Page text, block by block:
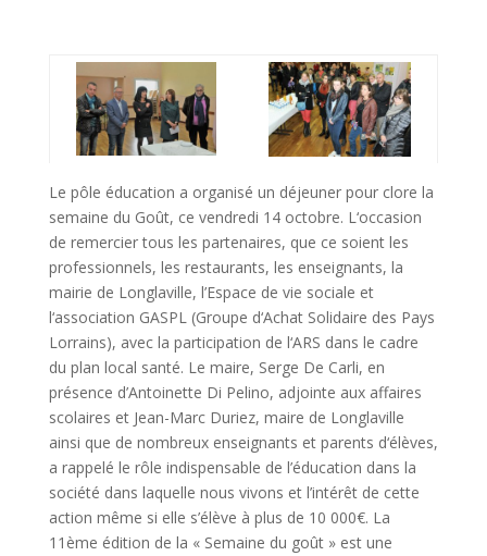
Le pôle éducation a organisé un déjeuner pour clore la
semaine du Goût, ce vendredi 14 octobre. L‘occasion
de remercier tous les partenaires, que ce soient les
professionnels, les restaurants, les enseignants, la
mairie de Longlaville, l’Espace de vie sociale et
l‘association GASPL (Groupe d‘Achat Solidaire des Pays
Lorrains), avec la participation de l‘ARS dans le cadre
du plan local santé. Le maire, Serge De Carli, en
présence d’Antoinette Di Pelino, adjointe aux affaires
scolaires et Jean-Marc Duriez, maire de Longlaville
ainsi que de nombreux enseignants et parents d‘élèves,
a rappelé le rôle indispensable de l’éducation dans la
société dans laquelle nous vivons et l’intérêt de cette
action même si elle s’élève à plus de 10 000€. La
11ème édition de la « Semaine du goût » est une